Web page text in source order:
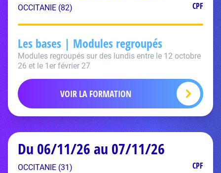
OCCITANIE (82) CPF
Les bases | Modules regroupés
Modules regroupés sur des lundis entre le 12 octobre
26 et le 1er février 27
VOIR LA FORMATION
Du 06/11/26 au 07/11/26
OCCITANIE (31) CPF